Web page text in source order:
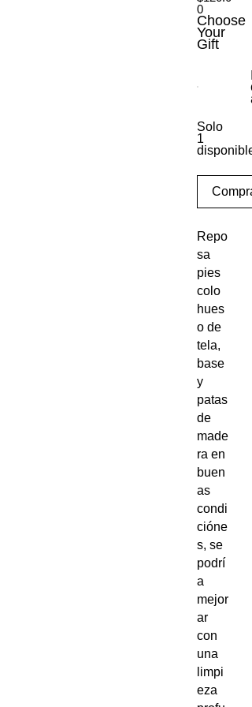
0
Choose
Your
Gift
Solo
1
Repo
sa
pies
colo
hues
o de
tela,
base
y
patas
de
made
ra en
buen
as
condi
cióne
s, se
podrí
a
mejor
ar
con
una
limpi
eza